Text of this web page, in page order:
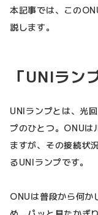
本記事では、この
説します。
「UNIラン
UNIランプとは、光
プのひとつ。ONUは
ますが、その接続状
るUNIランプです。
ONUは普段から何か